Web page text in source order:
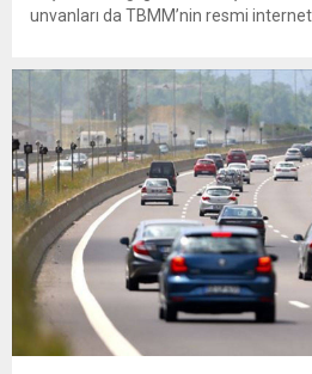
unvanları da TBMM’nin resmi internet
çıkarma cezası uygulanmak üzere
(YDK) sevk edilen ve partideki tüm